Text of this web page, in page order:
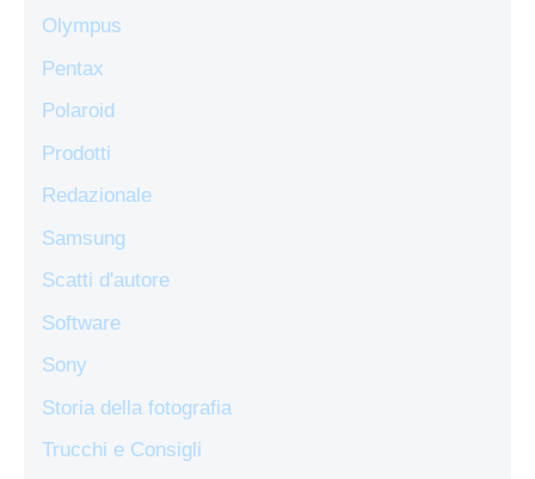
Olympus
Pentax
Polaroid
Prodotti
Redazionale
Samsung
Scatti d'autore
Software
Sony
Storia della fotografia
Trucchi e Consigli